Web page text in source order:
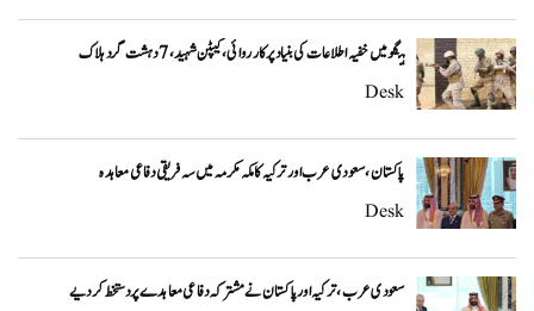
ہنگو میں خفیہ اطلاعات کی بنیاد پر کارروائی، کیپٹن شہید، 7 دہشت گرد ہلاک
Desk
پاکستان، سعودی عرب اور ترکیہ کا مکہ مکرمہ میں سہ فریقی دفاعی معاہدہ
Desk
سعودی عرب، ترکیہ اور پاکستان نے مشترکہ دفاعی معاہدے پر دستخط کر دیے